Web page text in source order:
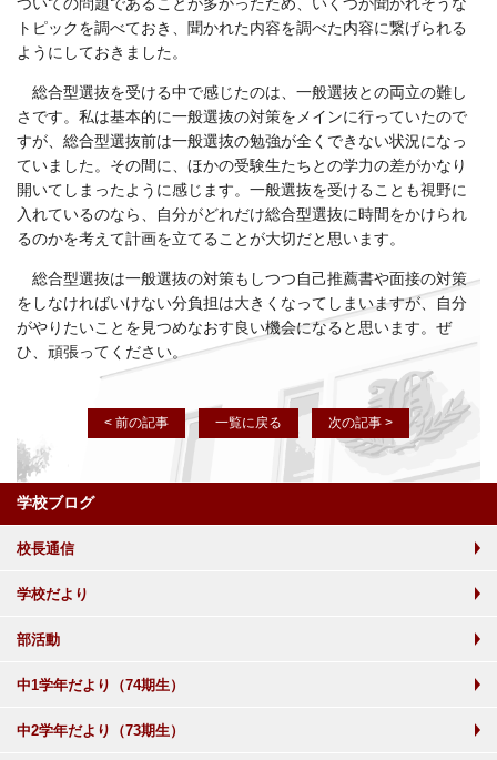
トピックを調べておき、聞かれた内容を調べた内容に繋げられる
ようにしておきました。
総合型選抜を受ける中で感じたのは、一般選抜との両立の難し
さです。私は基本的に一般選抜の対策をメインに行っていたので
すが、総合型選抜前は一般選抜の勉強が全くできない状況になっ
ていました。その間に、ほかの受験生たちとの学力の差がかなり
開いてしまったように感じます。一般選抜を受けることも視野に
入れているのなら、自分がどれだけ総合型選抜に時間をかけられ
るのかを考えて計画を立てることが大切だと思います。
総合型選抜は一般選抜の対策もしつつ自己推薦書や面接の対策
をしなければいけない分負担は大きくなってしまいますが、自分
がやりたいことを見つめなおす良い機会になると思います。ぜ
ひ、頑張ってください。
< 前の記事 一覧に戻る 次の記事 >
学校ブログ
校長通信
学校だより
部活動
中1学年だより（74期生）
中2学年だより（73期生）